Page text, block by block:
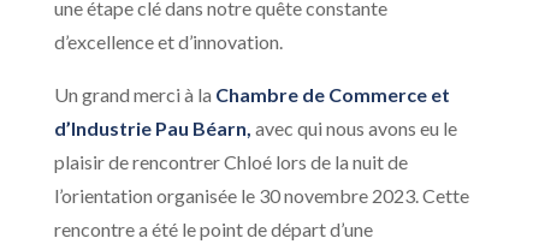
une étape clé dans notre quête constante
d’excellence et d’innovation.
Un grand merci à la Chambre de Commerce et
d’Industrie Pau Béarn, avec qui nous avons eu le
plaisir de rencontrer Chloé lors de la nuit de
l’orientation organisée le 30 novembre 2023. Cette
rencontre a été le point de départ d’une